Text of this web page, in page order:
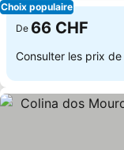
Choix populaire
De 66 CHF
Consulter les prix de